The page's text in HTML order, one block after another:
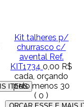
Kit talheres p/
churrasco c/
avental Ref.
KIT17340,00 R$
cada, orçando
pelo menos 30
( 0 )